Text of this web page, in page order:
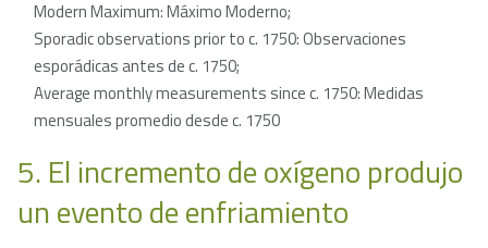
Modern Maximum: Máximo Moderno;
Sporadic observations prior to c. 1750: Observaciones
esporádicas antes de c. 1750;
Average monthly measurements since c. 1750: Medidas
mensuales promedio desde c. 1750
5. El incremento de oxígeno produjo
un evento de enfriamiento